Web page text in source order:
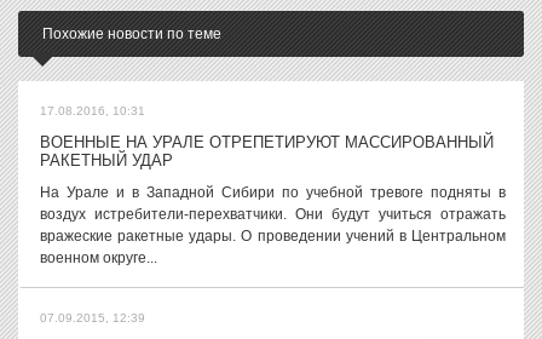
Похожие новости по теме
17.08.2016, 10:31
ВОЕННЫЕ НА УРАЛЕ ОТРЕПЕТИРУЮТ МАССИРОВАННЫЙ
РАКЕТНЫЙ УДАР
На Урале и в Западной Сибири по учебной тревоге подняты в
воздух истребители-перехватчики. Они будут учиться отражать
вражеские ракетные удары. О проведении учений в Центральном
военном округе...
07.09.2015, 12:39